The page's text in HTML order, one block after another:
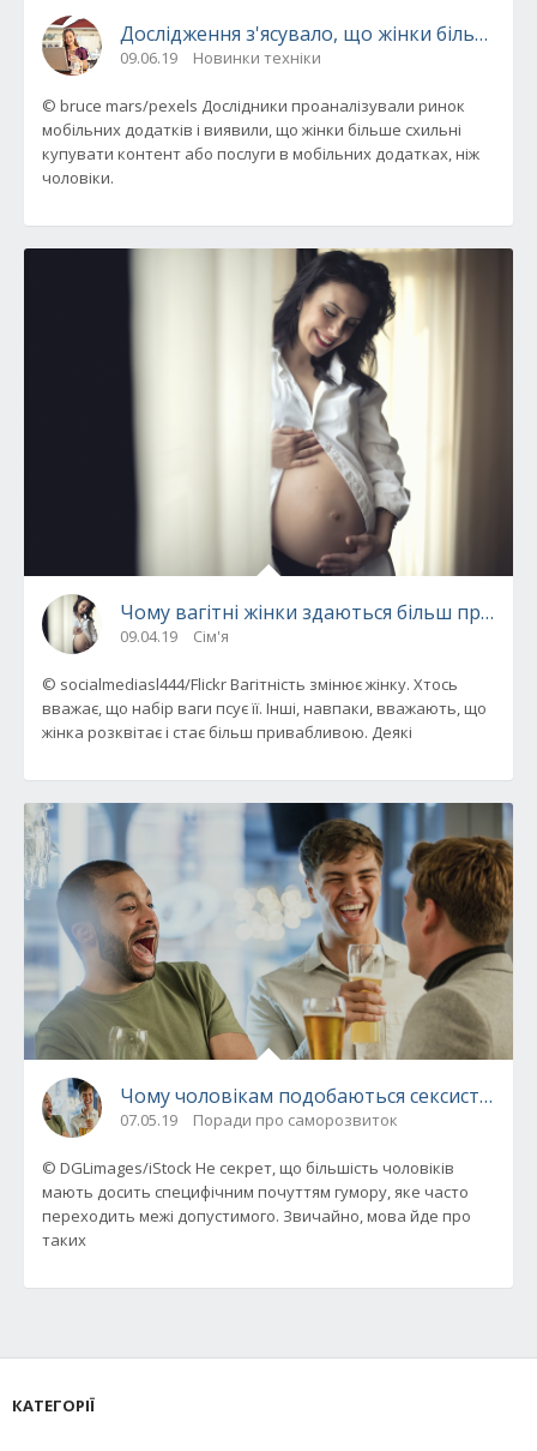
Дослідження з'ясувало, що жінки більше
09.06.19 Новинки техніки
© bruce mars/pexels Дослідники проаналізували ринок
мобільних додатків і виявили, що жінки більше схильні
купувати контент або послуги в мобільних додатках, ніж
чоловіки.
Чому вагітні жінки здаються більш
09.04.19 Сім'я
© socialmediasl444/Flickr Вагітність змінює жінку. Хтось
вважає, що набір ваги псує її. Інші, навпаки, вважають, що
жінка розквітає і стає більш привабливою. Деякі
Чому чоловікам подобаються сексистські
07.05.19 Поради про саморозвиток
© DGLimages/iStock Не секрет, що більшість чоловіків
мають досить специфічним почуттям гумору, яке часто
переходить межі допустимого. Звичайно, мова йде про
таких
КАТЕГОРІЇ